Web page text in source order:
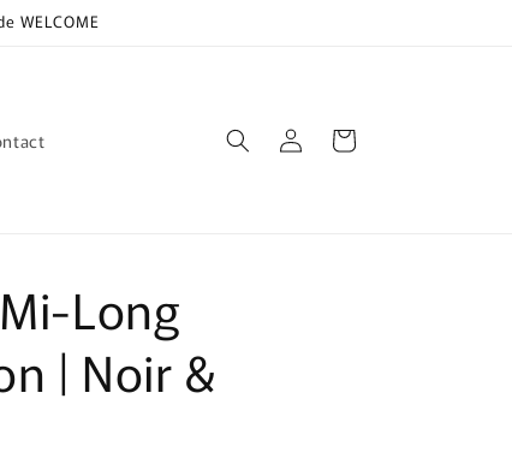
WELCOME
Connexion Panier
Long
| Noir &